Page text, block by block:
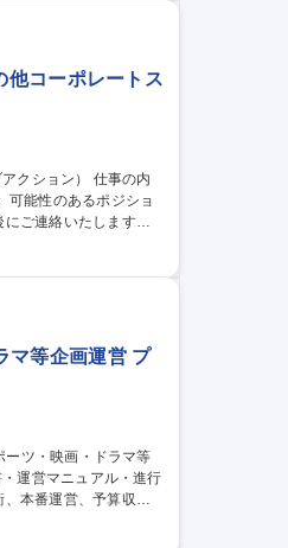
他コーポレートス
可能性のあるポジショ
ご連絡いたします
児・介護） ■テレワー
マ等企画運営 プ
本番運営、予算収支